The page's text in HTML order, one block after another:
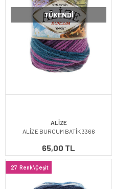
TÜKENDI
ALİZE
ALİZE BURCUM BATİK 3366
65,00 TL
27 Renk\Çeşit